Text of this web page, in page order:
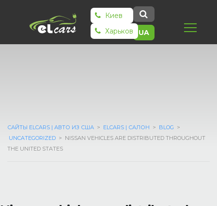
Киев
Харьков
UA
САЙТЫ ELCARS | АВТО ИЗ США > ELCARS | САЛОН > BLOG >
UNCATEGORIZED > NISSAN VEHICLES ARE DISTRIBUTED THROUGHOUT
THE UNITED STATES